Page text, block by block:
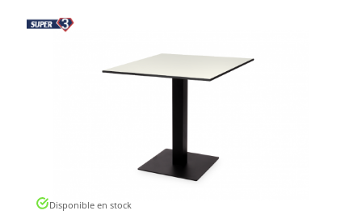
Disponible en stock